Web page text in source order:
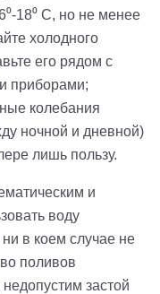
18⁰ С, но не менее
холодного
его рядом с
приборами;
колебания
ночной и дневной)
лишь пользу.
и
воду
в коем случае не
поливов
застой